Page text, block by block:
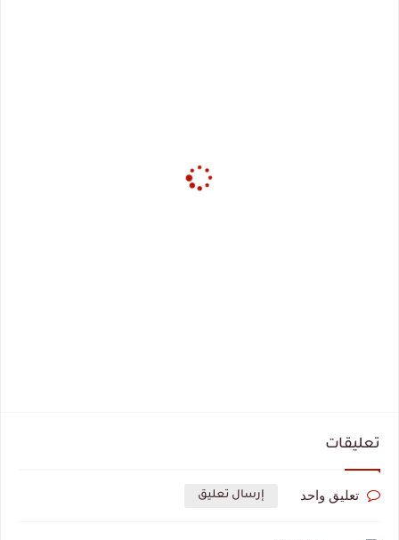
تعليقات
تعليق واحد إرسال تعليق